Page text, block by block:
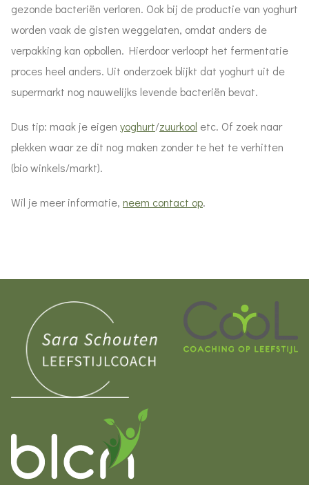
gezonde bacteriën verloren. Ook bij de productie van yoghurt
worden vaak de gisten weggelaten, omdat anders de
verpakking kan opbollen. Hierdoor verloopt het fermentatie
proces heel anders. Uit onderzoek blijkt dat yoghurt uit de
supermarkt nog nauwelijks levende bacteriën bevat.
Dus tip: maak je eigen yoghurt/zuurkool etc. Of zoek naar
plekken waar ze dit nog maken zonder te het te verhitten
(bio winkels/markt).
Wil je meer informatie, neem contact op.